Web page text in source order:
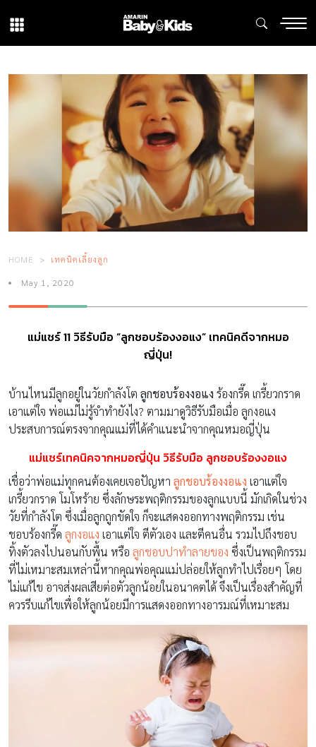
HOME เทคนิคเลี้ยงลูก
May 1, 2020
แม่แชร์ 11 วิธีรับมือ “ลูกชอบร้องงอแง” เทคนิคดีจากหมอ
ญี่ปุ่น!
บ้านไหนมีลูกอยู่ในวัยกำลังโต ลูกชอบร้องงอแง ร้องกรี๊ด เกรี้ยวกราด
เอาแต่ใจ พ่อแม่ไม่รู้จำทำยังไง? ตามมาดูวิธีรับมือเมื่อ ลูกงอแง
ประสบการณ์ตรงจากคุณแม่ที่ได้คำแนะนำจากคุณหมอญี่ปุ่น
แม่แชร์เทคนิคจากหมอญี่ปุ่น วิธีรับมือ ลูกชอบร้องงอแง
เชื่อว่าพ่อแม่ทุกคนต้องเคยเจอปัญหา ลูกชอบร้องงอแง เอาแต่ใจ
เกรี้ยวกราด โมโหร้าย ซึ่งลักษระพฤติกรรมของลูกแบบนี้ มักเกิดในช่วง
วัยที่กำลังโต ซึ่งเมื่อลูกถูกขัดใจ ก็จะแสดงออกทางพฤติกรรม เช่น
ชอบร้องกรี๊ด ลูกงอแง เอาแต่ใจ ตีตัวเอง และตีคนอื่น รวมไปถึงชอบ
ทิ้งตัวลงไปนอนกับพื้น หรือ ลูกชอบปาทำลายของ ซึ่งเป็นพฤติกรรม
ที่ไม่เหมาะสมเหล่านี้หากคุณพ่อคุณแม่ปล่อยให้ลูกทำไปเรื่อยๆ โดย
ไม่แก้ไข อาจส่งผลเสียต่อตัวลูกน้อยในอนาคตได้ จึงเป็นเรื่องสำคัญที่
ควรรีบแก้ไขเพื่อให้ลูกน้อยมีการแสดงออกทางอารมณ์ที่เหมาะสม